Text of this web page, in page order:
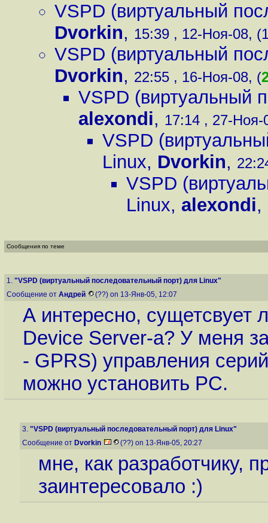
VSPD (виртуальный
Dvorkin, 15:39 , 12-Ноя-08,
VSPD (виртуальный
Dvorkin, 22:55 , 16-Ноя-08, (
VSPD (виртуальный
alexondi, 17:14 , 27-Ноя-
VSPD
Linux, Dvorkin,
VSPD
Linux, alexondi,
Сообщения по теме
1. "VSPD (виртуальный последовательный порт) для Linux"
Сообщение от Андрей (??) on 13-Янв-05, 12:07
А интересно, сущетсвует
Device Server-а? У меня
- GPRS) управления
можно установить PC.
3. "VSPD (виртуальный последовательный порт) для Linux"
Сообщение от Dvorkin (??) on 13-Янв-05, 20:27
мне, как разработчику,
заинтересовало :)